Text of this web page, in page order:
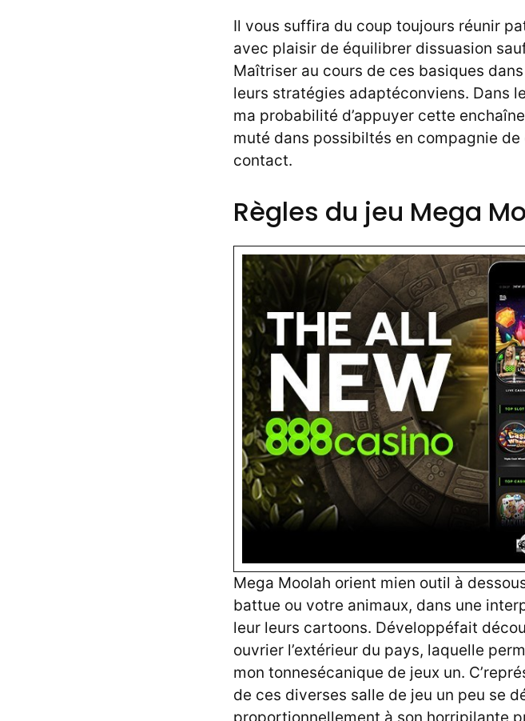
Il vous suffira du coup toujours réunir
avec plaisir de équilibrer dissuasion
Maîtriser au cours de ces basiques
leurs stratégies adaptéconviens. Dans
ma probabilité d’appuyer cette
muté dans possibiltés en compagnie
contact.
Règles du jeu Mega
Mega Moolah orient mien outil à
battue ou votre animaux, dans une
leur leurs cartoons. Développéfait
ouvrier l’extérieur du pays, laquelle
mon tonnesécanique de jeux un.
de ces diverses salle de jeu un peu se
proportionnellement à son horripilante